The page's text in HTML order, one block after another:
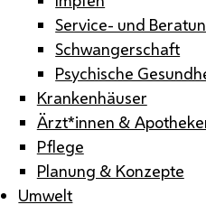
Service- und
Schwangerschaft
Psychische
Krankenhäuser
Ärzt*innen &
Pflege
Planung & Konzepte
Umwelt